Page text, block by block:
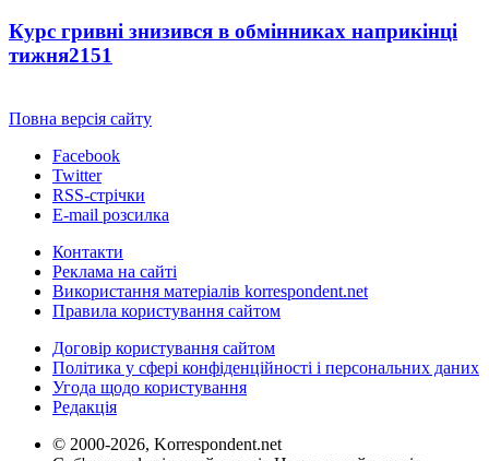
Курс гривні знизився в обмінниках наприкінці
тижня2151
Повна версія сайту
Facebook
Twitter
RSS-стрічки
E-mail розсилка
Контакти
Реклама на сайті
Використання матеріалів korrespondent.net
Правила користування сайтом
Договір користування сайтом
Політика у сфері конфіденційності і персональних даних
Угода щодо користування
Редакція
© 2000-2026, Korrespondent.net